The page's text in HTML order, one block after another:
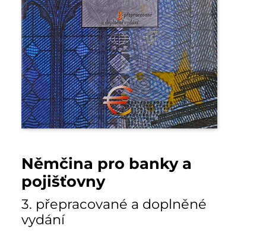
Němčina pro banky a
pojišťovny
3. přepracované a doplněné
vydání